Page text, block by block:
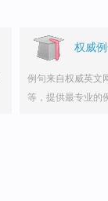
权威
例句来自权威英文
等，提供最专业的